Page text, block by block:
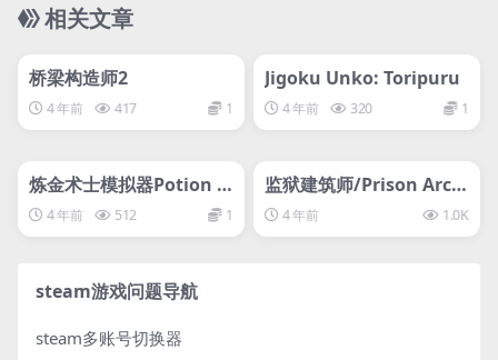
相关文章
桥梁构造师2
4 年前 417 1
Jigoku Unko: Toripuru
4 年前 320 1
svip专属
炼金术士模拟器Potion C
raft药剂工艺：炼金术士
模拟器/Potion Craft: Al
4 年前 512 1
svip专属
监狱建筑师/Prison Archi
tect/
4 年前 1.0K
steam游戏问题导航
steam多账号切换器